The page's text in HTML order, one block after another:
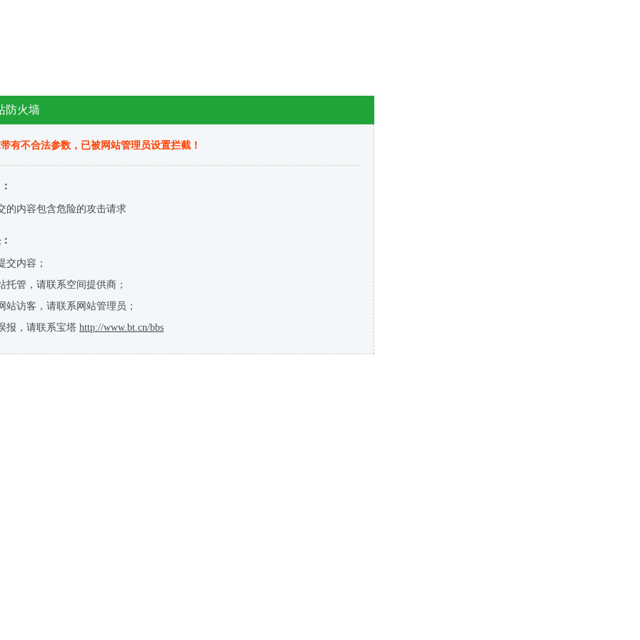
防火墙
有不合法参数，已被网站管理员设置拦截！
的内容包含危险的攻击请求
交内容；
托管，请联系空间提供商；
站访客，请联系网站管理员；
报，请联系宝塔 http://www.bt.cn/bbs